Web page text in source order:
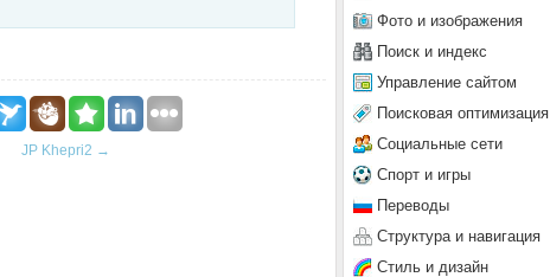
JP Khepri2 →
Фото и изображения
Поиск и индекс
Управление сайтом
Поисковая оптимизация
Социальные сети
Спорт и игры
Переводы
Структура и навигация
Стиль и дизайн